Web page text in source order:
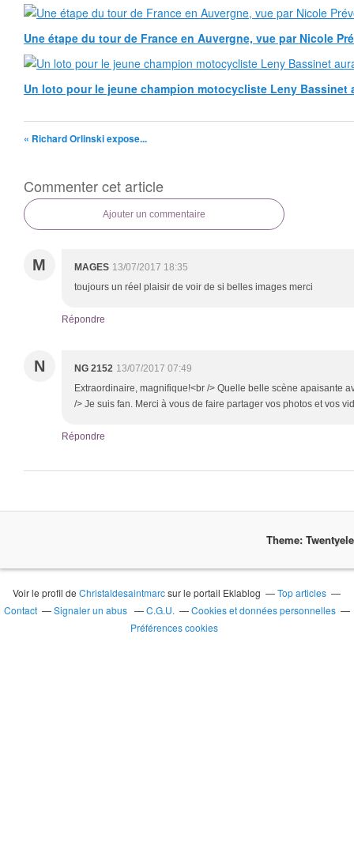
Une étape du tour de France en Auvergne, vue par Nicole
Un loto pour le jeune champion motocycliste Leny Bassinet
« Richard Orlinski expose...
Commenter cet article
Ajouter un commentaire
M MAGES 13/07/2017 18:35
toujours un réel plaisir de voir de si belles images merci
Répondre
N NG 2152 13/07/2017 07:49
Extraordinaire, magnifique!<br /> Quelle belle scène apaisante
/> Je suis fan. Merci à vous de faire partager vos photos et vos
Répondre
Theme:
Voir le profil deChristaldesaintmarcsur le portail Eklablog
Top articles
Contact
Signaler un abus C.G.U.
Cookies et données personnelles
Préférences cookies